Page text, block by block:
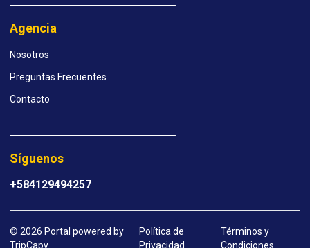
Agencia
Nosotros
Preguntas Frecuentes
Contacto
Síguenos
+584129494257
© 2026 Portal powered by
TripCapy
Política de
Privacidad
Términos y
Condiciones